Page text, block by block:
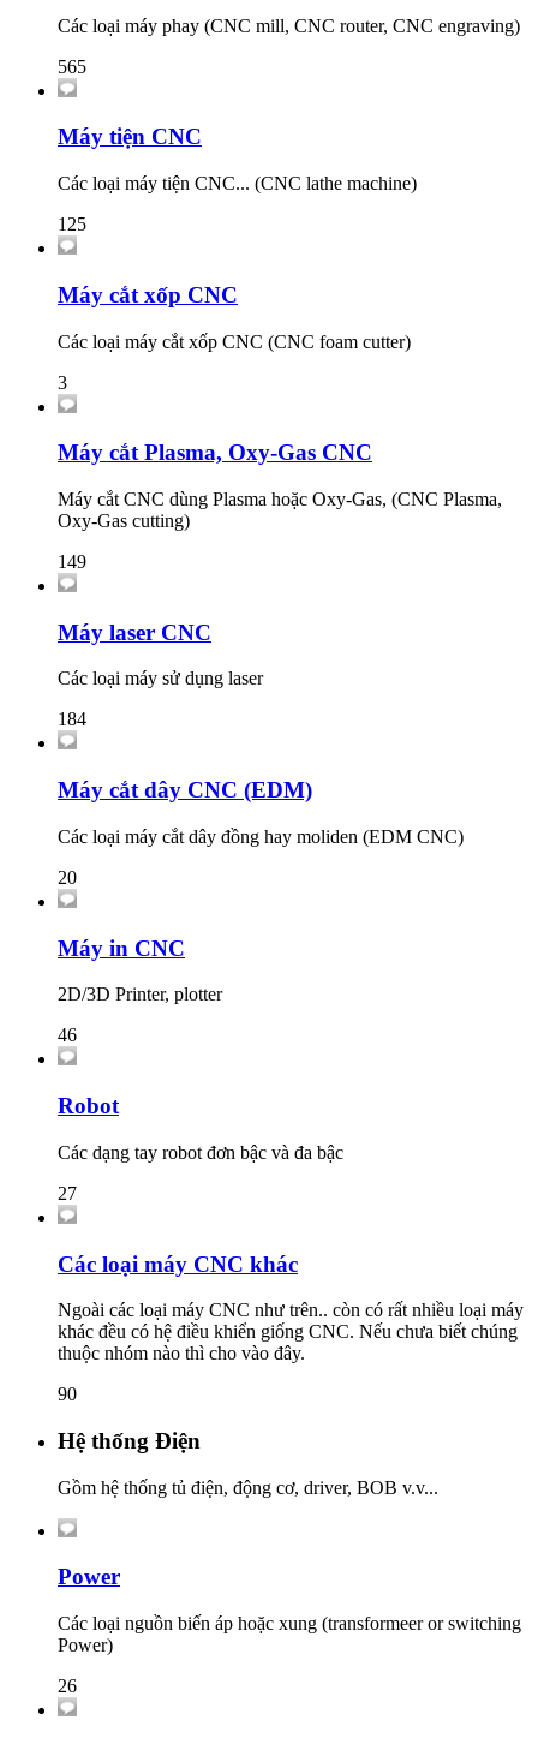
Các loại máy phay (CNC mill, CNC router, CNC engraving)
565
Máy tiện CNC
Các loại máy tiện CNC... (CNC lathe machine)
125
Máy cắt xốp CNC
Các loại máy cắt xốp CNC (CNC foam cutter)
3
Máy cắt Plasma, Oxy-Gas CNC
Máy cắt CNC dùng Plasma hoặc Oxy-Gas, (CNC Plasma,
Oxy-Gas cutting)
149
Máy laser CNC
Các loại máy sử dụng laser
184
Máy cắt dây CNC (EDM)
Các loại máy cắt dây đồng hay moliden (EDM CNC)
20
Máy in CNC
2D/3D Printer, plotter
46
Robot
Các dạng tay robot đơn bậc và đa bậc
27
Các loại máy CNC khác
Ngoài các loại máy CNC như trên.. còn có rất nhiều loại máy
khác đều có hệ điều khiển giống CNC. Nếu chưa biết chúng
thuộc nhóm nào thì cho vào đây.
90
Hệ thống Điện
Gồm hệ thống tủ điện, động cơ, driver, BOB v.v...
Power
Các loại nguồn biến áp hoặc xung (transformeer or switching
Power)
26